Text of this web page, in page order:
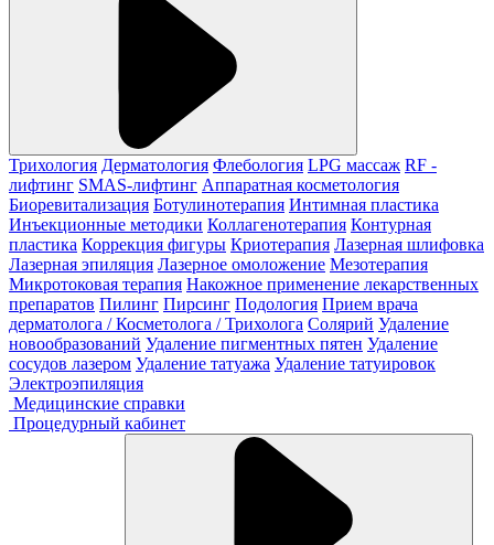
Трихология Дерматология Флебология LPG массаж RF -
лифтинг SMAS-лифтинг Аппаратная косметология
Биоревитализация Ботулинотерапия Интимная пластика
Инъекционные методики Коллагенотерапия Контурная
пластика Коррекция фигуры Криотерапия Лазерная шлифовка
Лазерная эпиляция Лазерное омоложение Мезотерапия
Микротоковая терапия Накожное применение лекарственных
препаратов Пилинг Пирсинг Подология Прием врача
дерматолога / Косметолога / Трихолога Солярий Удаление
новообразований Удаление пигментных пятен Удаление
сосудов лазером Удаление татуажа Удаление татуировок
Электроэпиляция
Медицинские справки
Процедурный кабинет